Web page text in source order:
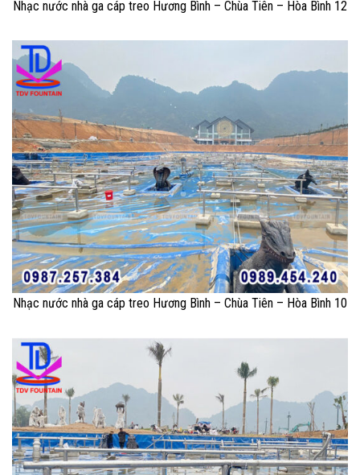
Nhạc nước nhà ga cáp treo Hương Bình – Chùa Tiên – Hòa Bình 12
Nhạc nước nhà ga cáp treo Hương Bình – Chùa Tiên – Hòa Bình 10